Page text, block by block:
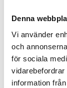
Denna
Vi använder
och
för sociala
vidarebefordrar
information